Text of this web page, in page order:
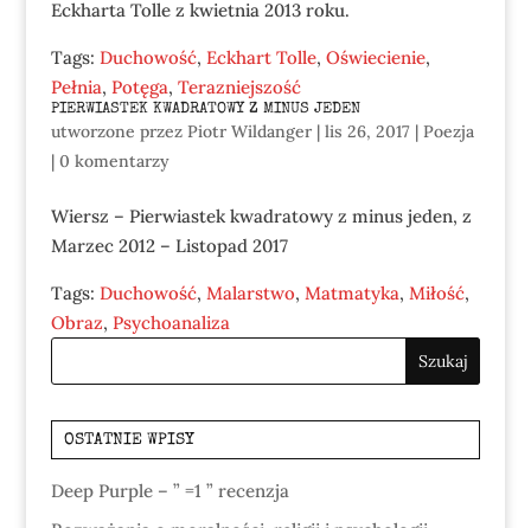
Eckharta Tolle z kwietnia 2013 roku.
Tags: Duchowość, Eckhart Tolle, Oświecienie,
Pełnia, Potęga, Terazniejszość
PIERWIASTEK KWADRATOWY Z MINUS JEDEN
utworzone przez Piotr Wildanger| lis 26, 2017| Poezja
| 0 komentarzy
Wiersz – Pierwiastek kwadratowy z minus jeden, z
Marzec 2012 – Listopad 2017
Tags: Duchowość, Malarstwo, Matmatyka, Miłość,
Obraz, Psychoanaliza
OSTATNIE WPISY
Deep Purple – ” =1 ” recenzja